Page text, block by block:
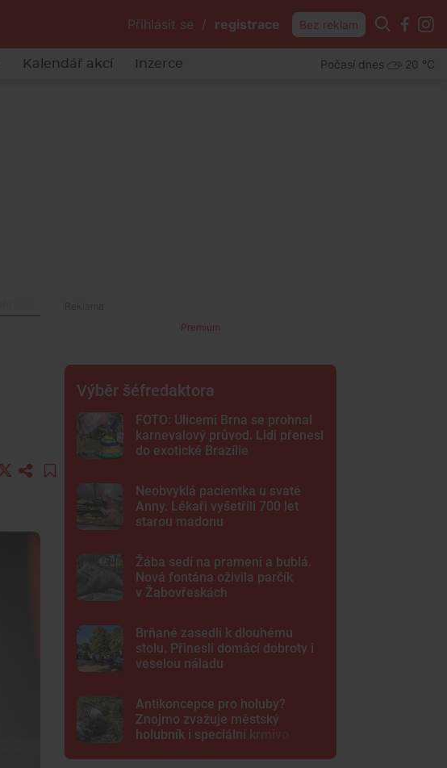
Přihlásit se / registrace Bez reklam
Kalendář akcí Inzerce Počasí dnes 20 °C
Premium
Výběr šéfredaktora
FOTO: Ulicemi Brna se prohnal
karnevalový průvod. Lidi přenesl
do exotické Brazílie
Neobvyklá pacientka u svaté
Anny. Lékaři vyšetřili 700 let
starou madonu
Žába sedí na prameni a bublá.
Nová fontána oživila parčík
v Žabovřeskách
Brňané zasedli k dlouhému
stolu. Přinesli domácí dobroty i
veselou náladu
Antikoncepce pro holuby?
Znojmo zvažuje městský
holubník i speciální krmivo